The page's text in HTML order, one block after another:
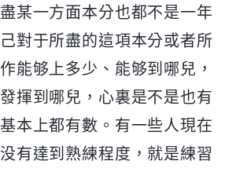
某一方面本分也都不是一年
對于所盡的這項本分或者所
能够上多少、能够到哪兒，
揮到哪兒，心裏是不是也有
本上都有數。有一些人現在
有達到熟練程度，就是練習